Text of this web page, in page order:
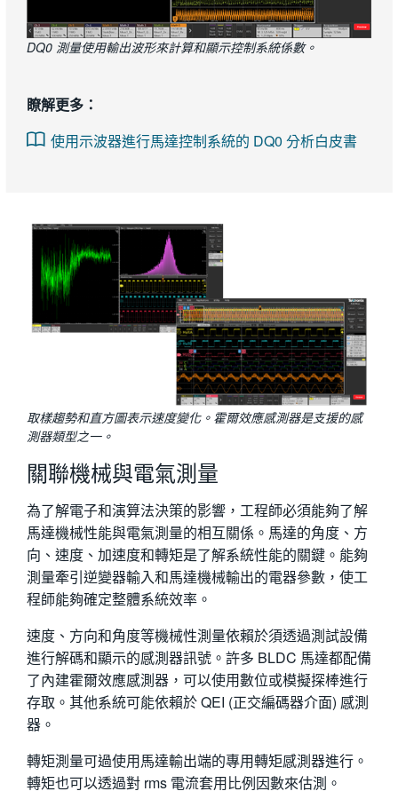
DQ0 測量使用輸出波形來計算和顯示控制系統係數。​
瞭解更多：
使用示波器進行馬達控制系統的 DQ0 分析白皮書
取樣趨勢和直方圖表示速度變化。霍爾效應感測器是支援的感
測器類型之一。
關聯機械與電氣測量
為了解電子和演算法決策的影響，工程師必須能夠了解
馬達機械性能與電氣測量的相互關係。馬達的角度、方
向、速度、加速度和轉矩是了解系統性能的關鍵。能夠
測量牽引逆變器輸入和馬達機械輸出的電器參數，使工
程師能夠確定整體系統效率。
速度、方向和角度等機械性測量依賴於須透過測試設備
進行解碼和顯示的感測器訊號。許多 BLDC 馬達都配備
了內建霍爾效應感測器，可以使用數位或模擬探棒進行
存取。其他系統可能依賴於 QEI (正交編碼器介面) 感測
器。
轉矩測量可過使用馬達輸出端的專用轉矩感測器進行。
轉矩也可以透過對 rms 電流套用比例因數來估測。